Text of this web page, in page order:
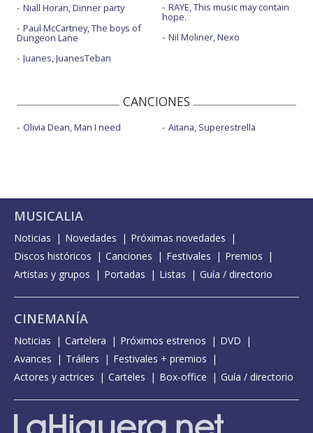
Niall Horan, Dinner party
Paul McCartney, The boys of
Dungeon Lane
Juanes, JuanesTeban
RAYE, This music may contain
hope.
Nil Moliner, Nexo
CANCIONES
Olivia Dean, Man I need Aitana, Superestrella
MUSICALIA
Noticias Novedades
Próximas novedades
Discos históricos
Canciones Festivales
Premios
Artistas y grupos
Portadas Listas Guía / directorio
CINEMANÍA
Noticias Cartelera Próximos estrenos
DVD
Avances
Tráilers
Festivales + premios
Actores y actrices
Carteles Box-office Guía / directorio